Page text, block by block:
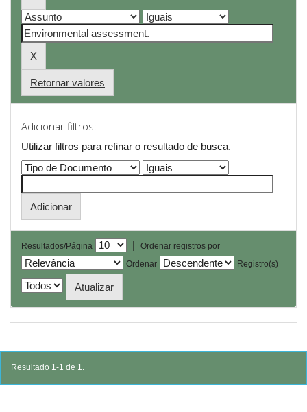
Retornar valores
Adicionar filtros:
Utilizar filtros para refinar o resultado de busca.
Resultados/Página |
Ordenar registros por
Ordenar
Registro(s)
Resultado 1-1 de 1.